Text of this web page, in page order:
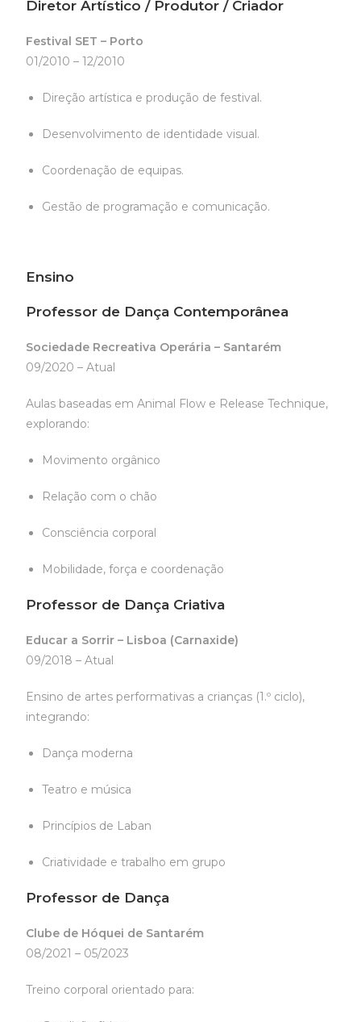
Diretor Artístico / Produtor / Criador
Festival SET – Porto
01/2010 – 12/2010
Direção artística e produção de festival.
Desenvolvimento de identidade visual.
Coordenação de equipas.
Gestão de programação e comunicação.
Ensino
Professor de Dança Contemporânea
Sociedade Recreativa Operária – Santarém
09/2020 – Atual
Aulas baseadas em Animal Flow e Release Technique,
explorando:
Movimento orgânico
Relação com o chão
Consciência corporal
Mobilidade, força e coordenação
Professor de Dança Criativa
Educar a Sorrir – Lisboa (Carnaxide)
09/2018 – Atual
Ensino de artes performativas a crianças (1.º ciclo),
integrando:
Dança moderna
Teatro e música
Princípios de Laban
Criatividade e trabalho em grupo
Professor de Dança
Clube de Hóquei de Santarém
08/2021 – 05/2023
Treino corporal orientado para: